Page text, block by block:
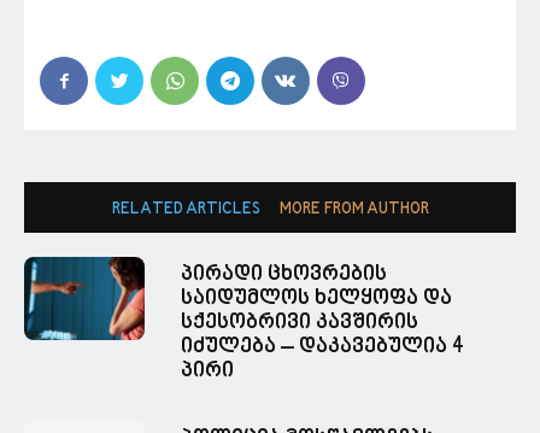
RELATED ARTICLES MORE FROM AUTHOR
პირადი ცხოვრების
საიდუმლოს ხელყოფა და
სქესობრივი კავშირის
იძულება – დაკავებულია 4
პირი